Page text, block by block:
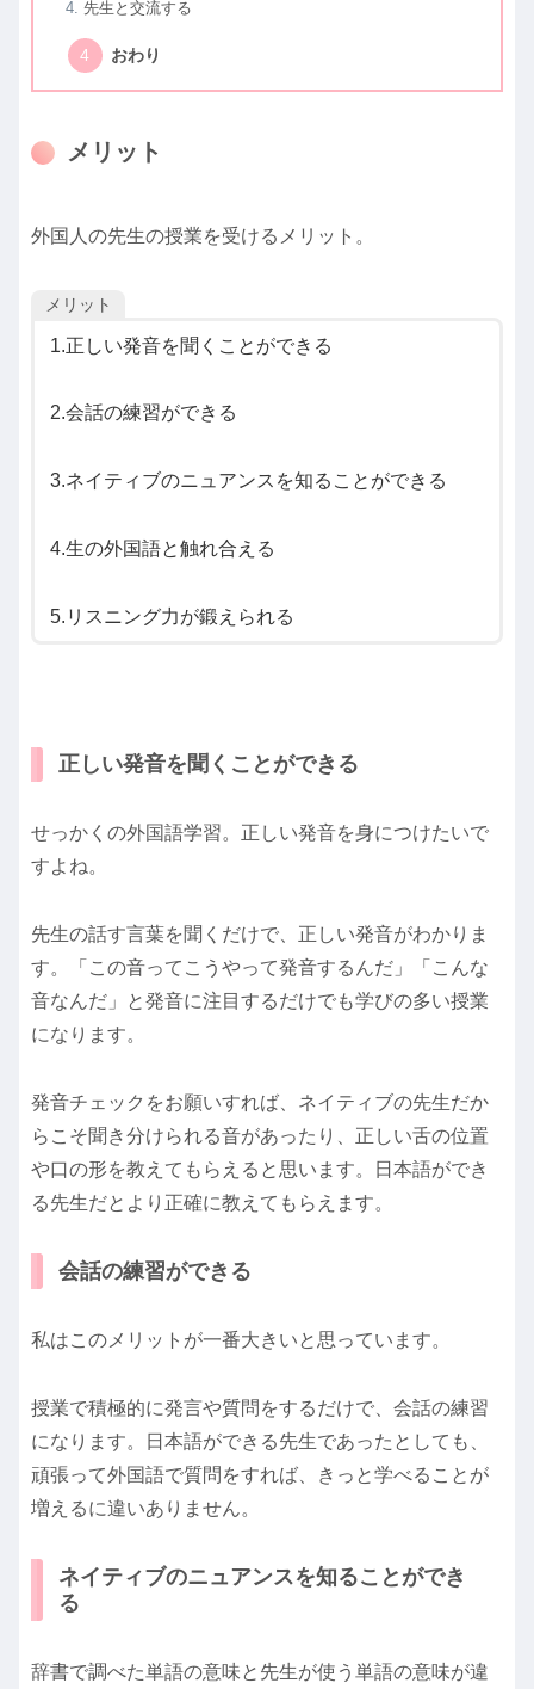
先生と交流する
おわり
メリット
外国人の先生の授業を受けるメリット。
メリット
1.正しい発音を聞くことができる
2.会話の練習ができる
3.ネイティブのニュアンスを知ることができる
4.生の外国語と触れ合える
5.リスニング力が鍛えられる
正しい発音を聞くことができる
せっかくの外国語学習。正しい発音を身につけたいで
すよね。
先生の話す言葉を聞くだけで、正しい発音がわかりま
す。「この音ってこうやって発音するんだ」「こんな
音なんだ」と発音に注目するだけでも学びの多い授業
になります。
発音チェックをお願いすれば、ネイティブの先生だか
らこそ聞き分けられる音があったり、正しい舌の位置
や口の形を教えてもらえると思います。日本語ができ
る先生だとより正確に教えてもらえます。
会話の練習ができる
私はこのメリットが一番大きいと思っています。
授業で積極的に発言や質問をするだけで、会話の練習
になります。日本語ができる先生であったとしても、
頑張って外国語で質問をすれば、きっと学べることが
増えるに違いありません。
ネイティブのニュアンスを知ることができ
る
辞書で調べた単語の意味と先生が使う単語の意味が違